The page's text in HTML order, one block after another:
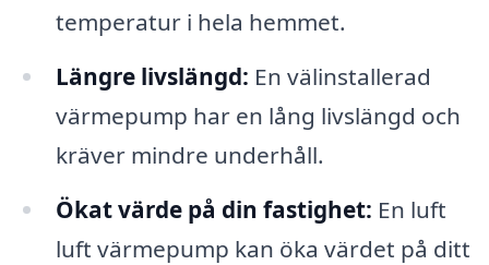
temperatur i hela hemmet.
Längre livslängd: En välinstallerad
värmepump har en lång livslängd och
kräver mindre underhåll.
Ökat värde på din fastighet: En luft
luft värmepump kan öka värdet på ditt